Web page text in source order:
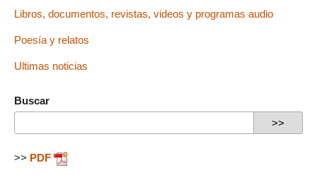
Libros, documentos, revistas, videos y programas audio
Poesía y relatos
Ultimas noticias
Buscar
>> PDF